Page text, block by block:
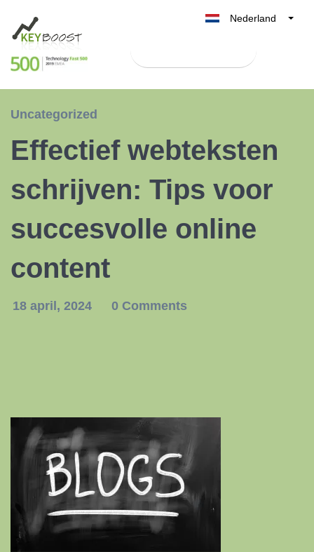
Nederland
België
España
Uncategorized
Effectief webteksten
schrijven: Tips voor
succesvolle online
content
18 april, 2024 0 Comments